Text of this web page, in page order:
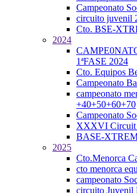
Campeonato
circuito juvenil
Cto. BSE-
2024
1ªFASE 2024
Cto. Equipos
Campeonato
campeonato
+40+50+60+70
Campeonato
XXXVI Circuit
BASE-
2025
Cto.Menorca
cto menorca
campeonato
circuito Juvenil